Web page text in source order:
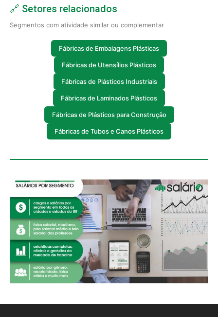
🔗 Setores relacionados
Segmentos com atividade similar ou complementar
Fábricas de Embalagens Plásticas
Fábricas de Utensílios Plásticos
Fábricas de Plásticos Industriais
Fábricas de Laminados Plásticos
Fábricas de Plásticos para Construção
Fábricas de Tubos e Canos Plásticos